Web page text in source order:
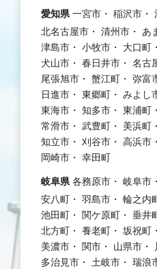
愛知県 一宮市 稲沢市
北名古屋市
清州市 あ
津島市
小牧市 大口町
犬山市
春日井市 名古
尾張旭市
蟹江町 弥富
日進市
東郷町 みよし
東海市
知多市 東浦町
常滑市
武豊町 美浜町
知立市
刈谷市 高浜市
岡崎市
幸田町
岐阜県 各務原市 岐阜市
安八町
羽島市 輪之内
池田町
関ケ原町 垂井
北方町
養老町 坂祝町
美濃市
関市 山県市
多治見市
土岐市 瑞浪